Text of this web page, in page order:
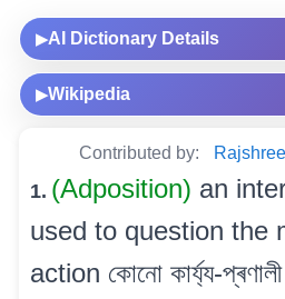
▶AI Dictionary Details
▶Wikipedia
Contributed by:
1. (Adposition) an
used to question the
action কোনো কাৰ্য্য-প্ৰণালী